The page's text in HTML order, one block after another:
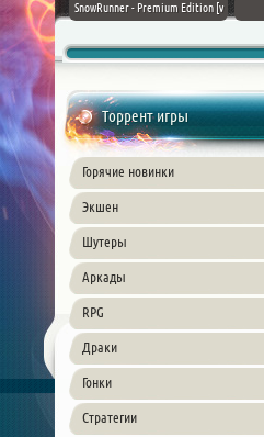
Flag
PC
SnowRunner - Premium Edition [v
Торрент игры
Горячие новинки
Экшен
Шутеры
Аркады
RPG
Драки
Гонки
Стратегии